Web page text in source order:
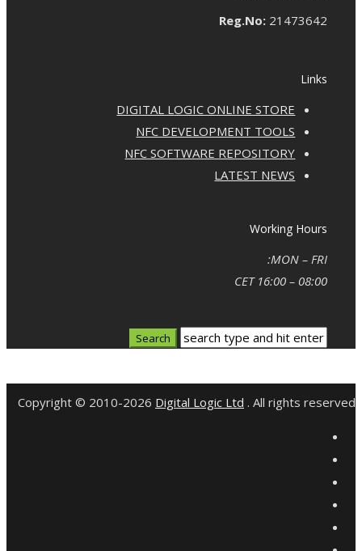
Reg.No: 21473642
Links
DIGITAL LOGIC ONLINE STORE
NFC DEVELOPMENT TOOLS
NFC SOFTWARE REPOSITORY
LATEST NEWS
Working Hours
MON – FRI:
08:00 – 16:00 CET
Copyright © 2010-2026 Digital Logic Ltd . All rights reserved